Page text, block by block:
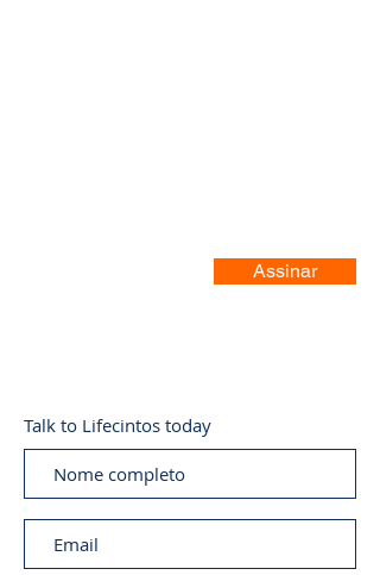
Assinar
Talk to Lifecintos today